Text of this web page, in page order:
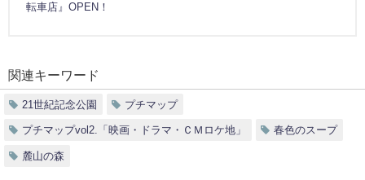
転車店』OPEN！
関連キーワード
21世紀記念公園 プチマップ
プチマップvol2.「映画・ドラマ・ＣＭロケ地」 春色のスープ
麓山の森